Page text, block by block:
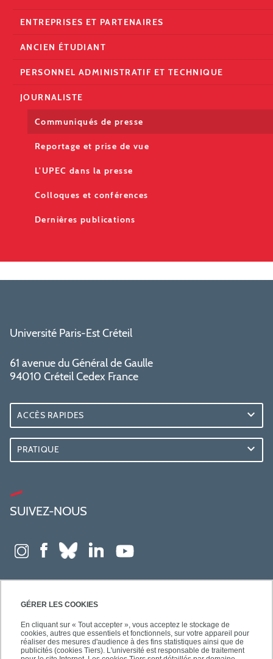
GÉRER LES COOKIES
En cliquant sur « Tout accepter », vous acceptez le stockage de
cookies, autres que essentiels et fonctionnels, sur votre appareil pour
réaliser des mesures d'audience à des fins statistiques ainsi que de
publicités (cookies Tiers). L'université est responsable de traitement
ENTREPRISES ET PARTENAIRES
ANCIEN ÉTUDIANT
PERSONNEL ADMINISTRATIF ET TECHNIQUE
JOURNALISTE
Communiqués de presse
Reportage et prise de vue
L'UPEC dans la presse
Colloques et conférences
Dernières publications
Université Paris-Est Créteil
61 avenue du Général de Gaulle
94010 Créteil Cedex France
ACCÈS RAPIDES
PRATIQUE
SUIVEZ-NOUS